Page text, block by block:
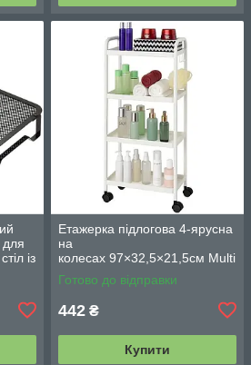
для
із
Етажерка підлогова 4-ярусна
на
колесах 97×32,5×21,5см Multi
fucntion Rack JC606
/ Підлогова вузька стелаж-
Готово до відправки
442 ₴
Купити